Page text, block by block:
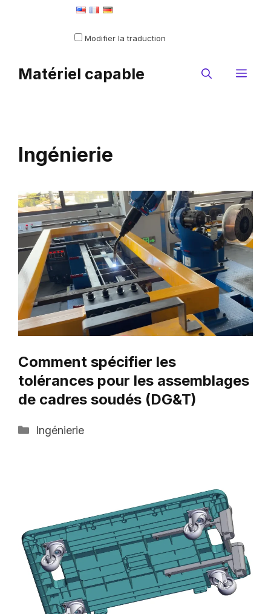
Modifier la traduction
Matériel capable
Ingénierie
Comment spécifier les
tolérances pour les assemblages
de cadres soudés (DG&T)
Catégories
Ingénierie